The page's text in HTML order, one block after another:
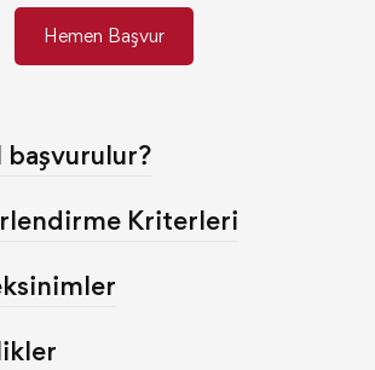
Hemen Başvur
başvurulur?
Kriterleri